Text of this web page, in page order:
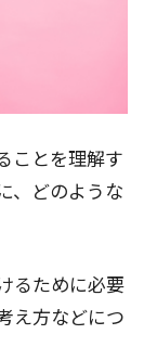
ことを理解す
、どのような
るために必要
え方などにつ